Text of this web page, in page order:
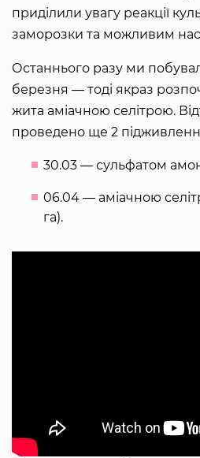
приділили увагу реакції
заморозки та можливим
Останнього разу ми
березня ― тоді якраз
жита аміачною селітрою.
проведено ще 2
30.03 ― сульфатом
06.04 ― аміачною
га).